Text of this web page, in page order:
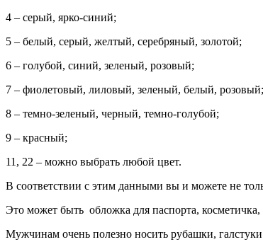
4 – серый, ярко-синий;
5 – белый, серый, желтый, серебряный, золотой;
6 – голубой, синий, зеленый, розовый;
7 – фиолетовый, лиловый, зеленый, белый, розовый;
8 – темно-зеленый, черный, темно-голубой;
9 – красный;
11, 22 – можно выбрать любой цвет.
В соответствии с этим данными вы и можете не
Это может быть обложка для паспорта,
Мужчинам очень полезно носить рубашки,